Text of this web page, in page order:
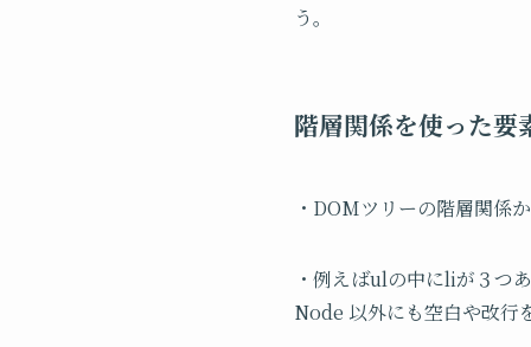
う。
階層関係を使った要
・DOMツリーの階層関係
・例えばulの中にliが３つ
Node 以外にも空白や改行